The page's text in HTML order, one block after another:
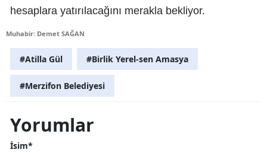
hesaplara yatırılacağını merakla bekliyor.
Muhabir: Demet SAĞAN
#Atilla Gül #Birlik Yerel-sen Amasya
#Merzifon Belediyesi
Yorumlar
İsim*